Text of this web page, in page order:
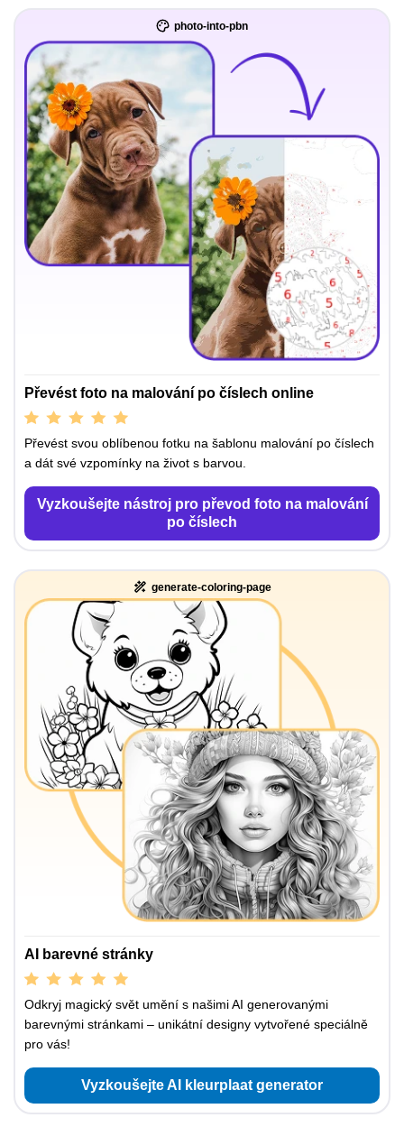
photo-into-pbn
Převést foto na malování po číslech online
Převést svou oblíbenou fotku na šablonu malování po číslech
a dát své vzpomínky na život s barvou.
Vyzkoušejte nástroj pro převod foto na malování
po číslech
generate-coloring-page
AI barevné stránky
Odkryj magický svět umění s našimi AI generovanými
barevnými stránkami – unikátní designy vytvořené speciálně
pro vás!
Vyzkoušejte AI kleurplaat generator